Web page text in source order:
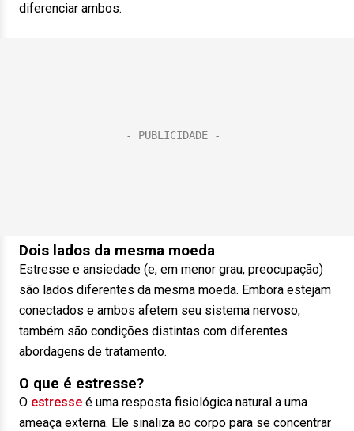
diferenciar ambos.
Dois lados da mesma moeda
Estresse e ansiedade (e, em menor grau, preocupação)
são lados diferentes da mesma moeda. Embora estejam
conectados e ambos afetem seu sistema nervoso,
também são condições distintas com diferentes
abordagens de tratamento.
O que é estresse?
O estresse é uma resposta fisiológica natural a uma
ameaça externa. Ele sinaliza ao corpo para se concentrar